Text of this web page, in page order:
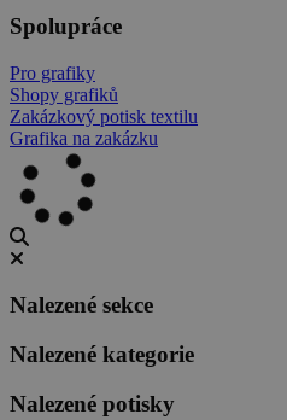
Spolupráce
Pro grafiky
Shopy grafiků
Zakázkový potisk textilu
Grafika na zakázku
Nalezené sekce
Nalezené kategorie
Nalezené potisky